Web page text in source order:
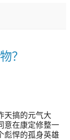
？
天搞的元气大
意在康定修整一
彪悍的孤身英雄